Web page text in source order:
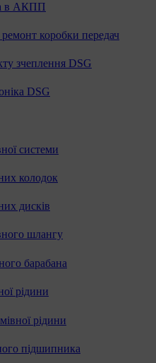
в АКПП
ремонт коробки передач
зчеплення DSG
DSG
системи
колодок
дисків
шлангу
барабана
рідини
рідини
підшипника